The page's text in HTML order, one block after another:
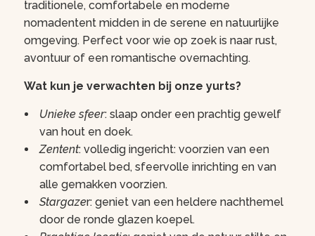
traditionele, comfortabele en moderne
nomadentent midden in de serene en natuurlijke
omgeving. Perfect voor wie op zoek is naar rust,
avontuur of een romantische overnachting.
Wat kun je verwachten bij onze yurts?
Unieke sfeer: slaap onder een prachtig gewelf
van hout en doek.
Zentent: volledig ingericht: voorzien van een
comfortabel bed, sfeervolle inrichting en van
alle gemakken voorzien.
Stargazer: geniet van een heldere nachthemel
door de ronde glazen koepel.